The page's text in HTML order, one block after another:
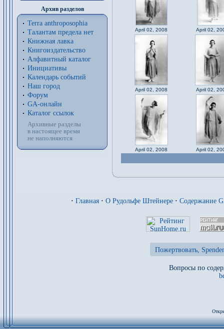
Архив разделов
Terra anthroposophia
Талантам предела нет
Книжная лавка
Книгоиздательство
Алфавитный каталог
Инициативы
Календарь событий
Наш город
Форум
GA-онлайн
Каталог ссылок
Архивные разделы
в настоящее время
не наполняются
April 02, 2008 April 02,
April 02, 2008 April 02,
April 02, 2008 April 02,
· Главная · О Рудольфе Штейнере · Содержание
Пожертвовать,
Вопросы по